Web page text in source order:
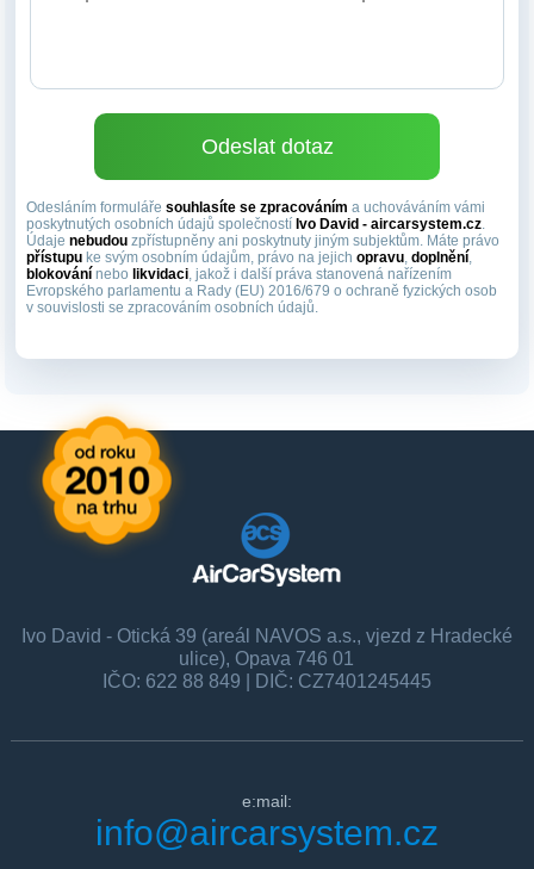
Odesláním formulářesouhlasíte se zpracováním a uchováváním vámi
poskytnutých osobních údajů společností Ivo David - aircarsystem.cz.
Údajenebudou zpřístupněny ani poskytnuty jiným subjektům. Máte právo
přístupu ke svým osobním údajům, právo na jejichopravu,doplnění,
blokování nebo likvidaci, jakož i další práva stanovená nařízením
Evropského parlamentu a Rady (EU) 2016/679 o ochraně fyzických osob
v souvislosti se zpracováním osobních údajů.
Ivo David - Otická 39 (areál NAVOS a.s., vjezd z Hradecké
ulice), Opava 746 01
IČO: 622 88 849 | DIČ: CZ7401245445
e:mail:
info@aircarsystem.cz